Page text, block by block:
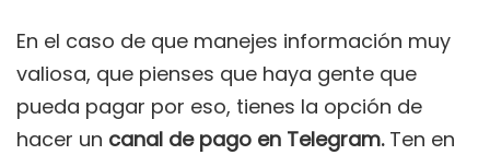
En el caso de que manejes información muy
valiosa, que pienses que haya gente que
pueda pagar por eso, tienes la opción de
hacer un canal de pago en Telegram.Ten en